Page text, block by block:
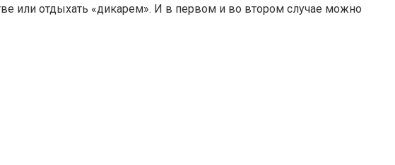
или отдыхать «дикарем». И в первом и во втором случае можно